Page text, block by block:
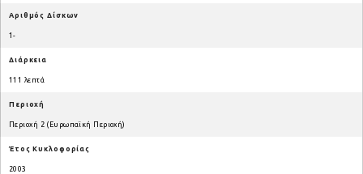
Αριθμός Δίσκων
1-
Διάρκεια
111 λεπτά
Περιοχή
Περιοχή 2 (Ευρωπαϊκή Περιοχή)
Έτος Κυκλοφορίας
2003